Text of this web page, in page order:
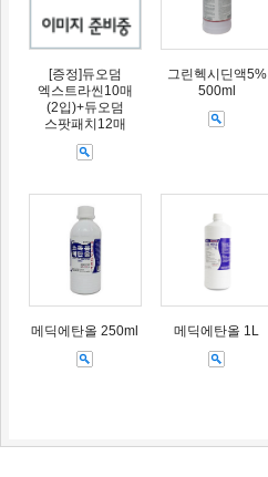
[증정]듀오덤
엑스트라씬10매
(2입)+듀오덤
스팟패치12매
그린헥시딘액5%
500ml
메딕에탄올 250ml 메딕에탄올 1L